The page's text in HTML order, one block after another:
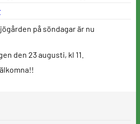
på söndagar är nu
den 23 augusti, kl 11.